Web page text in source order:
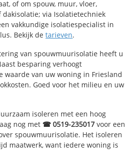
of om spouw, muur, vloer,
via Isolatietechniek
vakkundige isolatiespecialist in
Bekijk detarieven.
van spouwmuurisolatie heeft u
besparing verhoogt
waarde van uw woning in Friesland
Goed voor het milieu en uw
isoleren met een hoog
nog met ☎ 0519-235017 voor een
spouwmuurisolatie. Het isoleren
maatwerk, want iedere woning is